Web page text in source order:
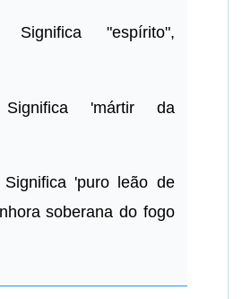
Significa "espírito",
Significa 'mártir da
Significa 'puro leão de
soberana do fogo